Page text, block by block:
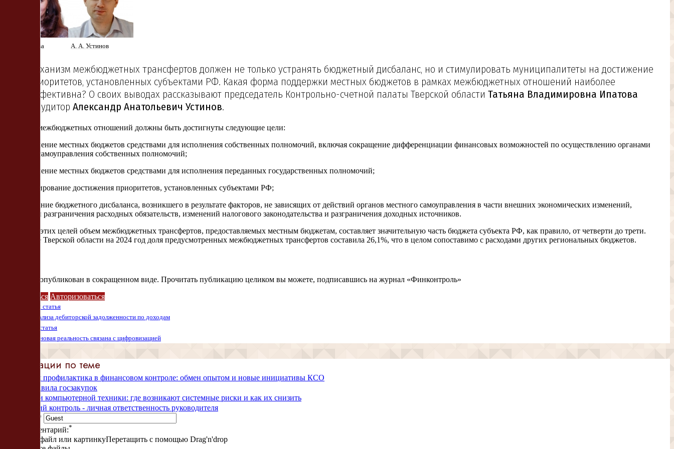
Т. В. Ипатова А. А. Устинов
Механизм межбюджетных трансфертов должен не только устранять бюджетный дисбаланс, но и стимулировать муниципалитеты на достижение
приоритетов, установленных субъектами РФ. Какая форма поддержки местных бюджетов в рамках межбюджетных отношений наиболее
эффективна? О своих выводах рассказывают председатель Контрольно-счетной палаты Тверской области Татьяна Владимировна Ипатова
и аудитор Александр Анатольевич Устинов.
В рамках межбюджетных отношений должны быть достигнуты следующие цели:
— обеспечение местных бюджетов средствами для исполнения собственных полномочий, включая сокращение дифференциации финансовых возможностей по осуществлению органами
местного самоуправления собственных полномочий;
— обеспечение местных бюджетов средствами для исполнения переданных государственных полномочий;
— стимулирование достижения приоритетов, установленных субъектами РФ;
— устранение бюджетного дисбаланса, возникшего в результате факторов, не зависящих от действий органов местного самоуправления в части внешних экономических изменений,
изменений разграничения расходных обязательств, изменений налогового законодательства и разграничения доходных источников.
Исходя из этих целей объем межбюджетных трансфертов, предоставляемых местным бюджетам, составляет значительную часть бюджета субъекта РФ, как правило, от четверти до трети.
В бюджете Тверской области на 2024 год доля предусмотренных межбюджетных трансфертов составила 26,1%, что в целом сопоставимо с расходами других региональных бюджетов.
Материал опубликован в сокращенном виде. Прочитать публикацию целиком вы можете, подписавшись на журнал «Финконтроль»
Подписаться Авторизоваться
Предыдущая статья
Практика анализа дебиторской задолженности по доходам
Следующая статья
Госзакупки: новая реальность связана с цифровизацией
Публикации по теме
Системная профилактика в финансовом контроле: обмен опытом и новые инициативы КСО
Новые правила госзакупок
Госзакупки компьютерной техники: где возникают системные риски и как их снизить
Внутренний контроль - личная ответственность руководителя
*
Ваш комментарий:*
Загрузить файл или картинкуПеретащить с помощью Drag'n'drop